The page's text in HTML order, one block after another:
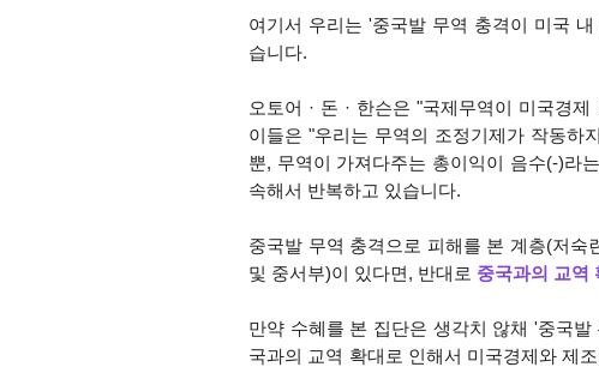
여기서 우리는 '중국발 무역 충격이 미국
습니다.
오토어 · 돈 · 한슨은 "국제무역이 미국경
이들은 "우리는 무역의 조정기제가 작동하
뿐, 무역이 가져다주는 총이익이 음수(-)라
속해서 반복하고 있습니다.
중국발 무역 충격으로 피해를 본 계층(저숙
및 중서부)이 있다면, 반대로 중국과의 교역
만약 수혜를 본 집단은 생각치 않채 '중국
국과의 교역 확대로 인해서 미국경제와 제